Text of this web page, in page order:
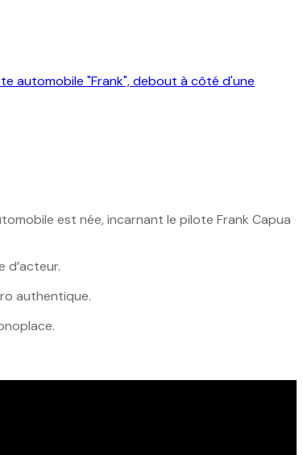
est née, incarnant le pilote Frank Capua
d’acteur.
authentique.